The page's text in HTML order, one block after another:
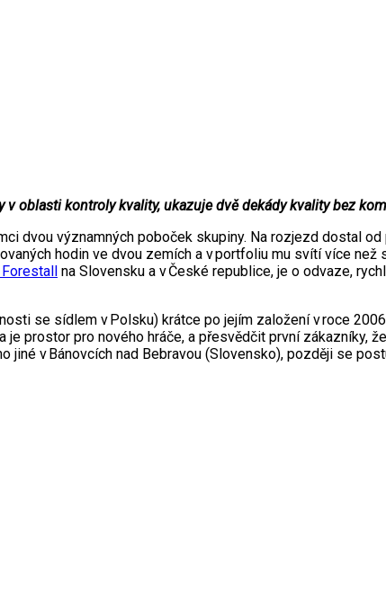
v oblasti kontroly kvality, ukazuje dvě dekády kvality bez
dvou významných poboček skupiny. Na rozjezd dostal
hodin ve dvou zemích a v portfoliu mu svítí více než
Forestall na Slovensku a v České republice, je o odvaze,
se sídlem v Polsku) krátce po jejím založení v roce
prostor pro nového hráče, a přesvědčit první zákazníky,
v Bánovcích nad Bebravou (Slovensko), později se